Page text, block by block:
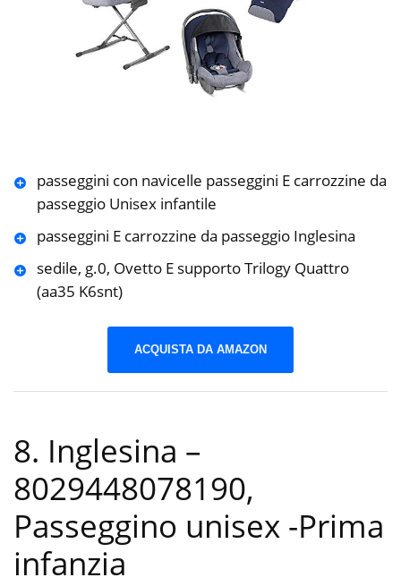
passeggini con navicelle passeggini E carrozzine da
passeggio Unisex infantile
passeggini E carrozzine da passeggio Inglesina
sedile, g.0, Ovetto E supporto Trilogy Quattro
(aa35 K6snt)
ACQUISTA DA AMAZON
8. Inglesina –
8029448078190,
Passeggino unisex -Prima
infanzia